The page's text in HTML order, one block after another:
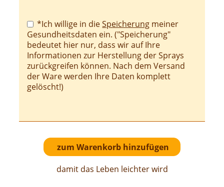
Pflichtfeld
*Ich willige in dieSpeicherung meiner
Gesundheitsdaten ein. ("Speicherung"
bedeutet hier nur, dass wir auf Ihre
Informationen zur Herstellung der Sprays
zurückgreifen können. Nach dem Versand
der Ware werden Ihre Daten komplett
gelöscht!)
damit das Leben leichter wird